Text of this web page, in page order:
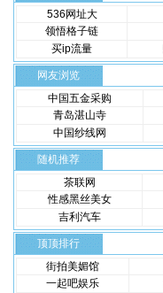
536网址大
领悟格子链
买ip流量
网友浏览
中国五金采购
青岛湛山寺
中国纱线网
随机推荐
茶联网
性感黑丝美女
吉利汽车
顶顶排行
街拍美媚馆
一起吧娱乐